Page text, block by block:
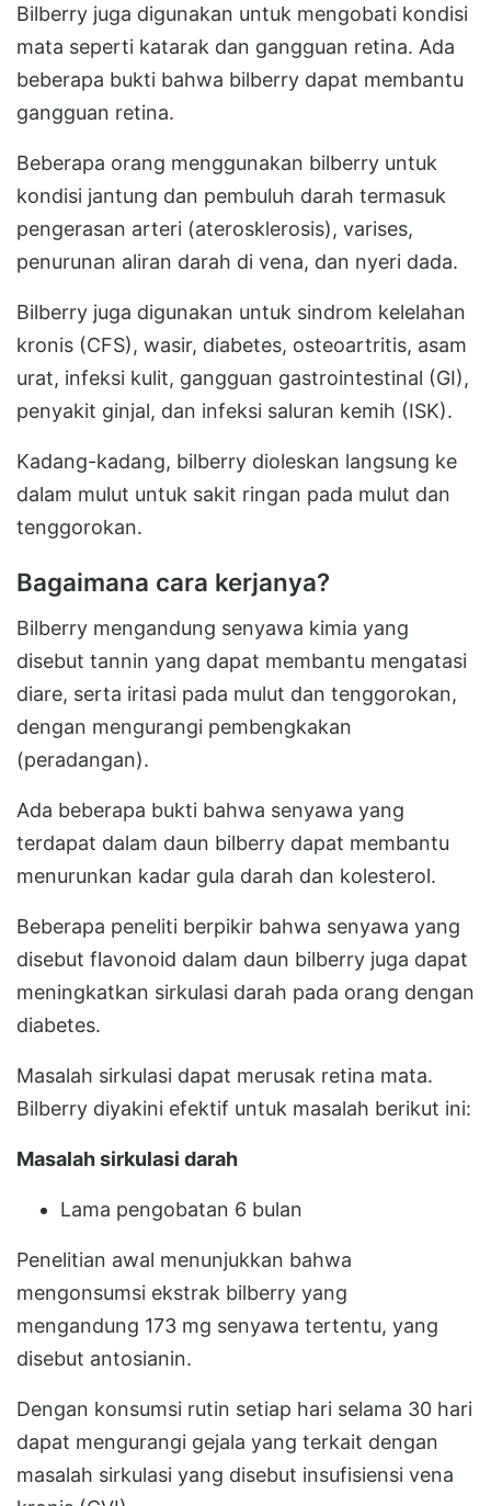
Bilberry juga digunakan untuk mengobati kondisi
mata seperti katarak dan gangguan retina. Ada
beberapa bukti bahwa bilberry dapat membantu
gangguan retina.
Beberapa orang menggunakan bilberry untuk
kondisi jantung dan pembuluh darah termasuk
pengerasan arteri (aterosklerosis), varises,
penurunan aliran darah di vena, dan nyeri dada.
Bilberry juga digunakan untuk sindrom kelelahan
kronis (CFS), wasir, diabetes, osteoartritis, asam
urat, infeksi kulit, gangguan gastrointestinal (GI),
penyakit ginjal, dan infeksi saluran kemih (ISK).
Kadang-kadang, bilberry dioleskan langsung ke
dalam mulut untuk sakit ringan pada mulut dan
tenggorokan.
Bagaimana cara kerjanya?
Bilberry mengandung senyawa kimia yang
disebut tannin yang dapat membantu mengatasi
diare, serta iritasi pada mulut dan tenggorokan,
dengan mengurangi pembengkakan
(peradangan).
Ada beberapa bukti bahwa senyawa yang
terdapat dalam daun bilberry dapat membantu
menurunkan kadar gula darah dan kolesterol.
Beberapa peneliti berpikir bahwa senyawa yang
disebut flavonoid dalam daun bilberry juga dapat
meningkatkan sirkulasi darah pada orang dengan
diabetes.
Masalah sirkulasi dapat merusak retina mata.
Bilberry diyakini efektif untuk masalah berikut ini:
Masalah sirkulasi darah
Lama pengobatan 6 bulan
Penelitian awal menunjukkan bahwa
mengonsumsi ekstrak bilberry yang
mengandung 173 mg senyawa tertentu, yang
disebut antosianin.
Dengan konsumsi rutin setiap hari selama 30 hari
dapat mengurangi gejala yang terkait dengan
masalah sirkulasi yang disebut insufisiensi vena